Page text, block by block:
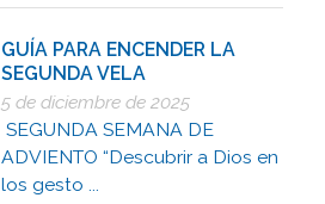
GUÍA PARA ENCENDER LA
SEGUNDA VELA
5 de diciembre de 2025
SEGUNDA SEMANA DE
ADVIENTO “Descubrir a Dios en
los gesto ...